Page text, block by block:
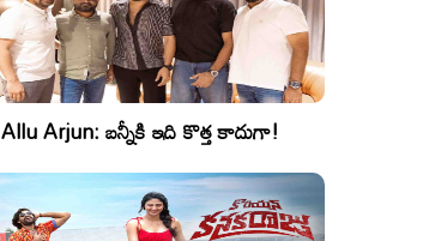
Allu Arjun: బన్నీకి ఇది కొత్త కాదుగా!